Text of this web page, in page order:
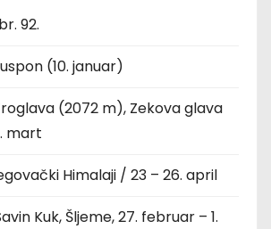
92.
(10. januar)
(2072 m), Zekova glava
mart
Himalaji / 23 – 26. april
Kuk, Šljeme, 27. februar – 1.